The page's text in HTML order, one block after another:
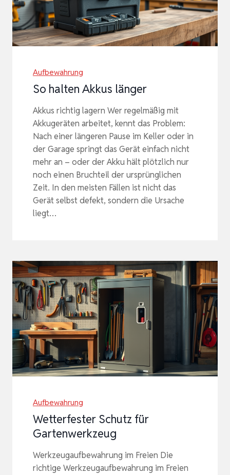
Aufbewahrung
So halten Akkus länger
Akkus richtig lagern Wer regelmäßig mit
Akkugeräten arbeitet, kennt das Problem:
Nach einer längeren Pause im Keller oder in
der Garage springt das Gerät einfach nicht
mehr an – oder der Akku hält plötzlich nur
noch einen Bruchteil der ursprünglichen
Zeit. In den meisten Fällen ist nicht das
Gerät selbst defekt, sondern die Ursache
liegt…
Aufbewahrung
Wetterfester Schutz für
Gartenwerkzeug
Werkzeugaufbewahrung im Freien Die
richtige Werkzeugaufbewahrung im Freien